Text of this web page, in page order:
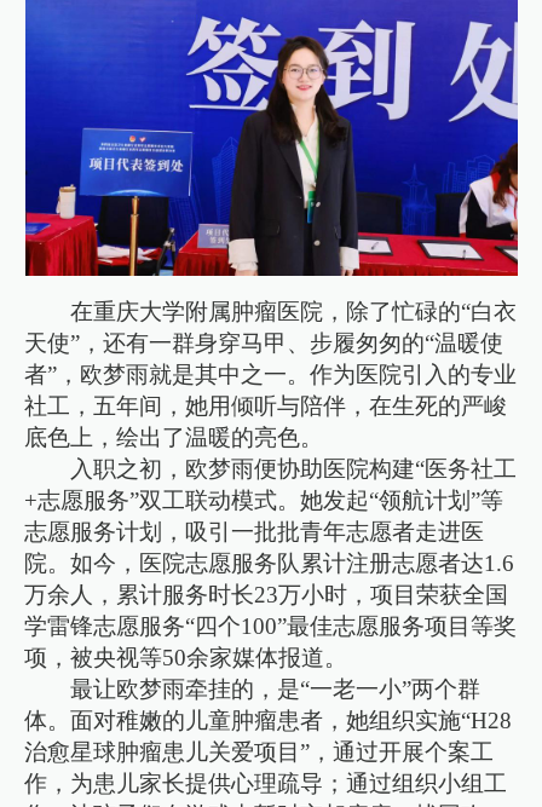
在重庆大学附属肿瘤医院，除了忙碌的“白衣
天使”，还有一群身穿马甲、步履匆匆的“温暖使
者”，欧梦雨就是其中之一。作为医院引入的专业
社工，五年间，她用倾听与陪伴，在生死的严峻
底色上，绘出了温暖的亮色。
入职之初，欧梦雨便协助医院构建“医务社工
+志愿服务”双工联动模式。她发起“领航计划”等
志愿服务计划，吸引一批批青年志愿者走进医
院。如今，医院志愿服务队累计注册志愿者达1.6
万余人，累计服务时长23万小时，项目荣获全国
学雷锋志愿服务“四个100”最佳志愿服务项目等奖
项，被央视等50余家媒体报道。
最让欧梦雨牵挂的，是“一老一小”两个群
体。面对稚嫩的儿童肿瘤患者，她组织实施“H28
治愈星球肿瘤患儿关爱项目”，通过开展个案工
作，为患儿家长提供心理疏导；通过组织小组工